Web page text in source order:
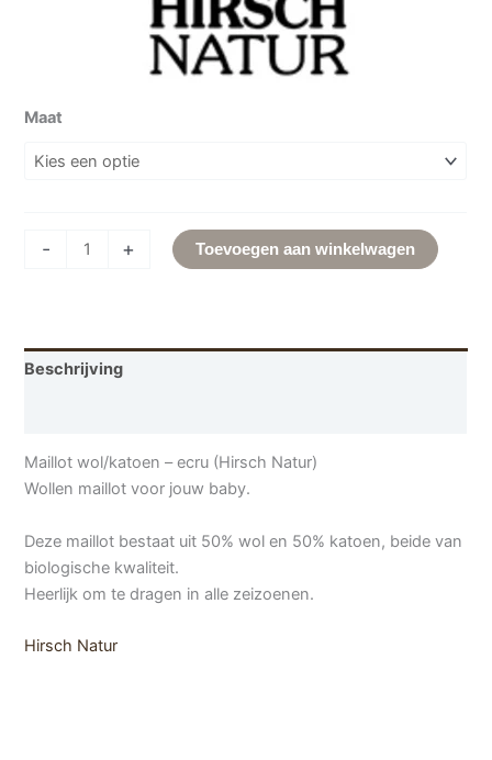
Maat
- + Toevoegen aan winkelwagen
Beschrijving
Maillot wol/katoen – ecru (Hirsch Natur)
Wollen maillot voor jouw baby.
Deze maillot bestaat uit 50% wol en 50% katoen, beide van
biologische kwaliteit.
Heerlijk om te dragen in alle zeizoenen.
Hirsch Natur